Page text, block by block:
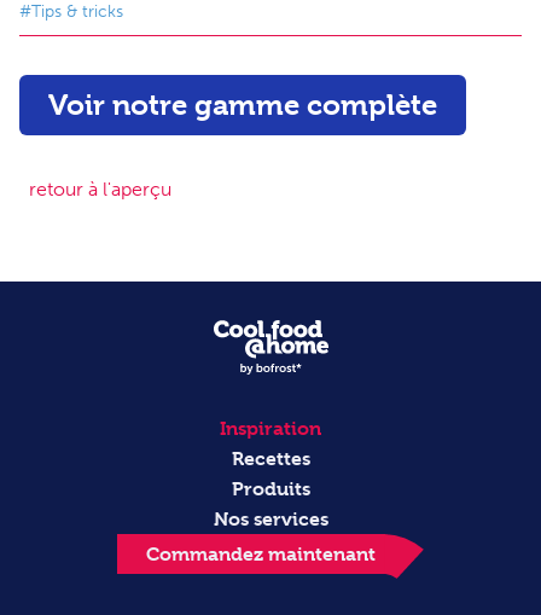
#Tips & tricks
Voir notre gamme complète
retour à l'aperçu
Inspiration
Recettes
Produits
Nos services
Commandez maintenant